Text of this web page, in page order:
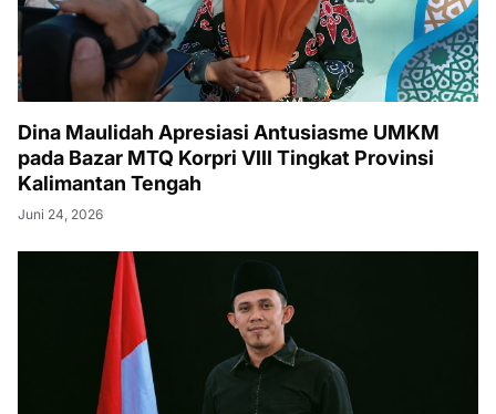
Dina Maulidah Apresiasi Antusiasme UMKM
pada Bazar MTQ Korpri VIII Tingkat Provinsi
Kalimantan Tengah
Juni 24, 2026